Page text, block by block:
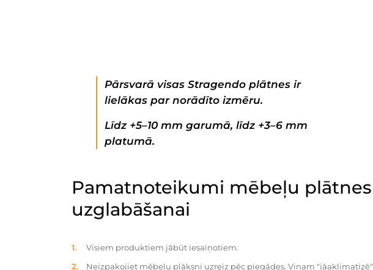
Pārsvarā visas Stragendo plātnes ir
lielākas par norādīto izmēru.
Līdz +5–10 mm garumā, līdz +3–6 mm
platumā.
Pamatnoteikumi mēbeļu plātnes
uzglabāšanai
Visiem produktiem jābūt iesaiņotiem.
Neizpakojiet mēbeļu plāksni uzreiz pēc piegādes. Viņam "jāaklimatizē"